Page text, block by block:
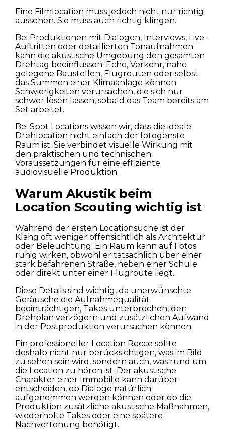
Eine Filmlocation muss jedoch nicht nur richtig
aussehen. Sie muss auch richtig klingen.
Bei Produktionen mit Dialogen, Interviews, Live-
Auftritten oder detaillierten Tonaufnahmen
kann die akustische Umgebung den gesamten
Drehtag beeinflussen. Echo, Verkehr, nahe
gelegene Baustellen, Flugrouten oder selbst
das Summen einer Klimaanlage können
Schwierigkeiten verursachen, die sich nur
schwer lösen lassen, sobald das Team bereits am
Set arbeitet.
Bei Spot Locations wissen wir, dass die ideale
Drehlocation nicht einfach der fotogenste
Raum ist. Sie verbindet visuelle Wirkung mit
den praktischen und technischen
Voraussetzungen für eine effiziente
audiovisuelle Produktion.
Warum Akustik beim
Location Scouting wichtig ist
Während der ersten Locationsuche ist der
Klang oft weniger offensichtlich als Architektur
oder Beleuchtung. Ein Raum kann auf Fotos
ruhig wirken, obwohl er tatsächlich über einer
stark befahrenen Straße, neben einer Schule
oder direkt unter einer Flugroute liegt.
Diese Details sind wichtig, da unerwünschte
Geräusche die Aufnahmequalität
beeinträchtigen, Takes unterbrechen, den
Drehplan verzögern und zusätzlichen Aufwand
in der Postproduktion verursachen können.
Ein professioneller Location Recce sollte
deshalb nicht nur berücksichtigen, was im Bild
zu sehen sein wird, sondern auch, was rund um
die Location zu hören ist. Der akustische
Charakter einer Immobilie kann darüber
entscheiden, ob Dialoge natürlich
aufgenommen werden können oder ob die
Produktion zusätzliche akustische Maßnahmen,
wiederholte Takes oder eine spätere
Nachvertonung benötigt.